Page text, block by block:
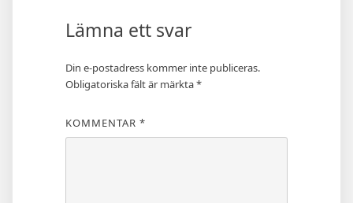
Lämna ett svar
Din e-postadress kommer inte publiceras.
Obligatoriska fält är märkta*
KOMMENTAR *